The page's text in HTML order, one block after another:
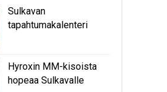
Sulkavan
tapahtumakalenteri
Hyroxin MM-kisoista
hopeaa Sulkavalle